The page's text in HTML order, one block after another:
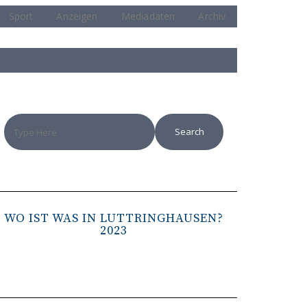
Sport Anzeigen Mediadaten Archiv
WO IST WAS IN LÜTTRINGHAUSEN?
2023